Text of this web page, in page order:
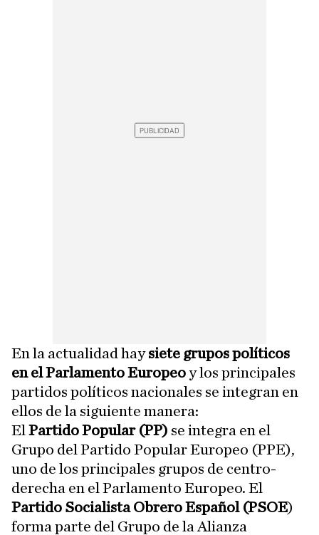
En la actualidad haysiete grupos políticos
en el Parlamento Europeoy los principales
partidos políticos nacionales se integran en
ellos de la siguiente manera:
El Partido Popular (PP) se integra en el
Grupo del Partido Popular Europeo (PPE),
uno de los principales grupos de centro-
derecha en el Parlamento Europeo. El
Partido Socialista Obrero Español (PSOE)
forma parte del Grupo de la Alianza